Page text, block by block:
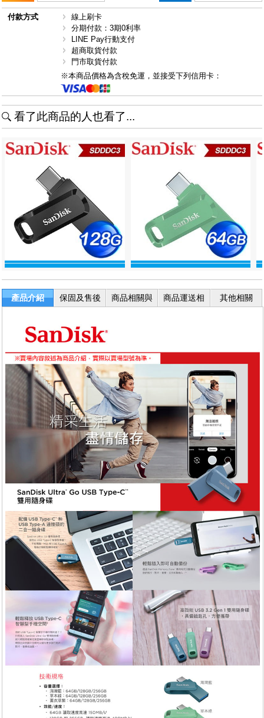
付款方式
線上刷卡
分期付款：3期0利率
LINE Pay行動支付
超商取貨付款
門市取貨付款
※本商品價格為含稅免運，並接受下列信用卡：
看了此商品的人也看了...
產品介紹
保固及售後
商品相關與
商品運送相
其他相關